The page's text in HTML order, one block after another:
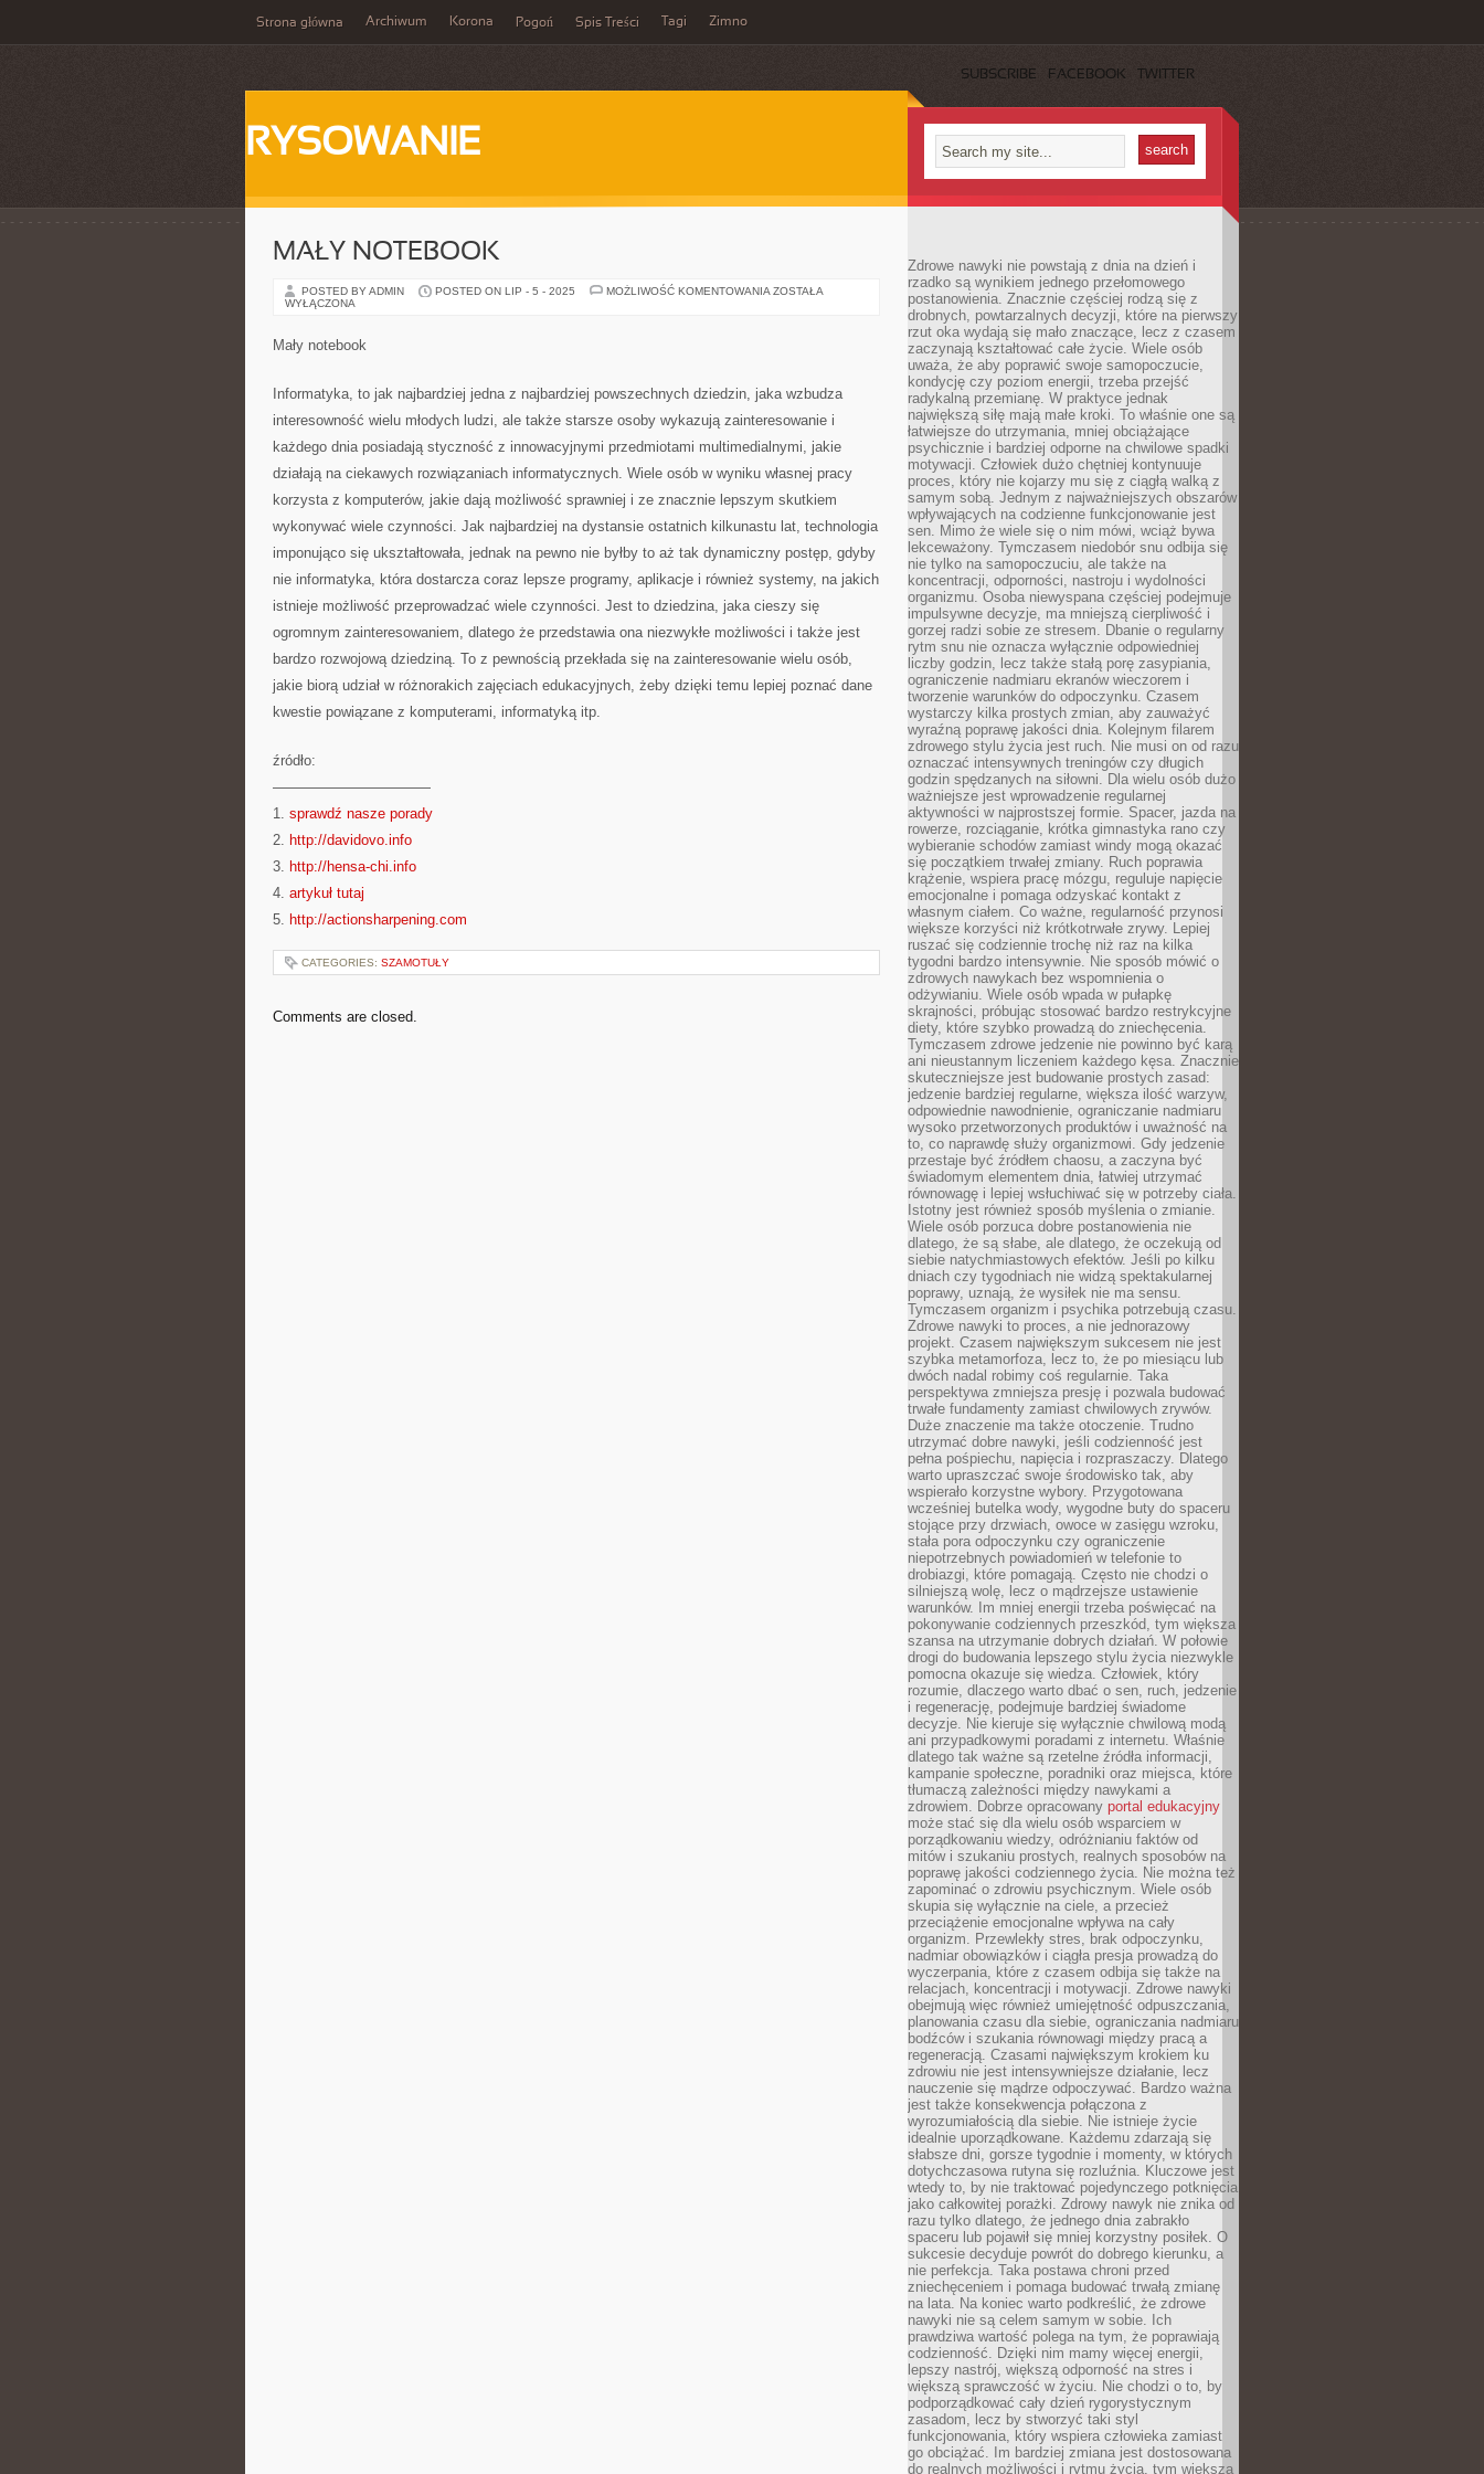
Strona główna Archiwum Korona Pogoń Spis Treści Tagi Zimno
SUBSCRIBE FACEBOOK TWITTER
RYSOWANIE
MAŁY NOTEBOOK
POSTED BY ADMIN POSTED ON LIP - 5 - 2025 MOŻLIWOŚĆ KOMENTOWANIA MAŁY
ZOSTAŁA
WYŁĄCZONA
Mały notebook
Informatyka, to jak najbardziej jedna z najbardziej powszechnych dziedzin, jaka wzbudza
interesowność wielu młodych ludzi, ale także starsze osoby wykazują zainteresowanie i
każdego dnia posiadają styczność z innowacyjnymi przedmiotami multimedialnymi, jakie
działają na ciekawych rozwiązaniach informatycznych. Wiele osób w wyniku własnej pracy
korzysta z komputerów, jakie dają możliwość sprawniej i ze znacznie lepszym skutkiem
wykonywać wiele czynności. Jak najbardziej na dystansie ostatnich kilkunastu lat, technologia
imponująco się ukształtowała, jednak na pewno nie byłby to aż tak dynamiczny postęp, gdyby
nie informatyka, która dostarcza coraz lepsze programy, aplikacje i również systemy, na jakich
istnieje możliwość przeprowadzać wiele czynności. Jest to dziedzina, jaka cieszy się
ogromnym zainteresowaniem, dlatego że przedstawia ona niezwykłe możliwości i także jest
bardzo rozwojową dziedziną. To z pewnością przekłada się na zainteresowanie wielu osób,
jakie biorą udział w różnorakich zajęciach edukacyjnych, żeby dzięki temu lepiej poznać dane
kwestie powiązane z komputerami, informatyką itp.
źródło:
———————————
1. sprawdź nasze porady
2. http://davidovo.info
3. http://hensa-chi.info
4. artykuł tutaj
5. http://actionsharpening.com
CATEGORIES: SZAMOTUŁY
Comments are closed.
Zdrowe nawyki nie powstają z dnia na dzień i
rzadko są wynikiem jednego przełomowego
postanowienia. Znacznie częściej rodzą się z
drobnych, powtarzalnych decyzji, które na pierwszy
rzut oka wydają się mało znaczące, lecz z czasem
zaczynają kształtować całe życie. Wiele osób
uważa, że aby poprawić swoje samopoczucie,
kondycję czy poziom energii, trzeba przejść
radykalną przemianę. W praktyce jednak
największą siłę mają małe kroki. To właśnie one są
łatwiejsze do utrzymania, mniej obciążające
psychicznie i bardziej odporne na chwilowe spadki
motywacji. Człowiek dużo chętniej kontynuuje
proces, który nie kojarzy mu się z ciągłą walką z
samym sobą. Jednym z najważniejszych obszarów
wpływających na codzienne funkcjonowanie jest
sen. Mimo że wiele się o nim mówi, wciąż bywa
lekceważony. Tymczasem niedobór snu odbija się
nie tylko na samopoczuciu, ale także na
koncentracji, odporności, nastroju i wydolności
organizmu. Osoba niewyspana częściej podejmuje
impulsywne decyzje, ma mniejszą cierpliwość i
gorzej radzi sobie ze stresem. Dbanie o regularny
rytm snu nie oznacza wyłącznie odpowiedniej
liczby godzin, lecz także stałą porę zasypiania,
ograniczenie nadmiaru ekranów wieczorem i
tworzenie warunków do odpoczynku. Czasem
wystarczy kilka prostych zmian, aby zauważyć
wyraźną poprawę jakości dnia. Kolejnym filarem
zdrowego stylu życia jest ruch. Nie musi on od razu
oznaczać intensywnych treningów czy długich
godzin spędzanych na siłowni. Dla wielu osób dużo
ważniejsze jest wprowadzenie regularnej
aktywności w najprostszej formie. Spacer, jazda na
rowerze, rozciąganie, krótka gimnastyka rano czy
wybieranie schodów zamiast windy mogą okazać
się początkiem trwałej zmiany. Ruch poprawia
krążenie, wspiera pracę mózgu, reguluje napięcie
emocjonalne i pomaga odzyskać kontakt z
własnym ciałem. Co ważne, regularność przynosi
większe korzyści niż krótkotrwałe zrywy. Lepiej
ruszać się codziennie trochę niż raz na kilka
tygodni bardzo intensywnie. Nie sposób mówić o
zdrowych nawykach bez wspomnienia o
odżywianiu. Wiele osób wpada w pułapkę
skrajności, próbując stosować bardzo restrykcyjne
diety, które szybko prowadzą do zniechęcenia.
Tymczasem zdrowe jedzenie nie powinno być karą
ani nieustannym liczeniem każdego kęsa. Znacznie
skuteczniejsze jest budowanie prostych zasad:
jedzenie bardziej regularne, większa ilość warzyw,
odpowiednie nawodnienie, ograniczanie nadmiaru
wysoko przetworzonych produktów i uważność na
to, co naprawdę służy organizmowi. Gdy jedzenie
przestaje być źródłem chaosu, a zaczyna być
świadomym elementem dnia, łatwiej utrzymać
równowagę i lepiej wsłuchiwać się w potrzeby ciała.
Istotny jest również sposób myślenia o zmianie.
Wiele osób porzuca dobre postanowienia nie
dlatego, że są słabe, ale dlatego, że oczekują od
siebie natychmiastowych efektów. Jeśli po kilku
dniach czy tygodniach nie widzą spektakularnej
poprawy, uznają, że wysiłek nie ma sensu.
Tymczasem organizm i psychika potrzebują czasu.
Zdrowe nawyki to proces, a nie jednorazowy
projekt. Czasem największym sukcesem nie jest
szybka metamorfoza, lecz to, że po miesiącu lub
dwóch nadal robimy coś regularnie. Taka
perspektywa zmniejsza presję i pozwala budować
trwałe fundamenty zamiast chwilowych zrywów.
Duże znaczenie ma także otoczenie. Trudno
utrzymać dobre nawyki, jeśli codzienność jest
pełna pośpiechu, napięcia i rozpraszaczy. Dlatego
warto upraszczać swoje środowisko tak, aby
wspierało korzystne wybory. Przygotowana
wcześniej butelka wody, wygodne buty do spaceru
stojące przy drzwiach, owoce w zasięgu wzroku,
stała pora odpoczynku czy ograniczenie
niepotrzebnych powiadomień w telefonie to
drobiazgi, które pomagają. Często nie chodzi o
silniejszą wolę, lecz o mądrzejsze ustawienie
warunków. Im mniej energii trzeba poświęcać na
pokonywanie codziennych przeszkód, tym większa
szansa na utrzymanie dobrych działań. W połowie
drogi do budowania lepszego stylu życia niezwykle
pomocna okazuje się wiedza. Człowiek, który
rozumie, dlaczego warto dbać o sen, ruch, jedzenie
i regenerację, podejmuje bardziej świadome
decyzje. Nie kieruje się wyłącznie chwilową modą
ani przypadkowymi poradami z internetu. Właśnie
dlatego tak ważne są rzetelne źródła informacji,
kampanie społeczne, poradniki oraz miejsca, które
tłumaczą zależności między nawykami a
zdrowiem. Dobrze opracowany portal edukacyjny
może stać się dla wielu osób wsparciem w
porządkowaniu wiedzy, odróżnianiu faktów od
mitów i szukaniu prostych, realnych sposobów na
poprawę jakości codziennego życia. Nie można też
zapominać o zdrowiu psychicznym. Wiele osób
skupia się wyłącznie na ciele, a przecież
przeciążenie emocjonalne wpływa na cały
organizm. Przewlekły stres, brak odpoczynku,
nadmiar obowiązków i ciągła presja prowadzą do
wyczerpania, które z czasem odbija się także na
relacjach, koncentracji i motywacji. Zdrowe nawyki
obejmują więc również umiejętność odpuszczania,
planowania czasu dla siebie, ograniczania nadmiaru
bodźców i szukania równowagi między pracą a
regeneracją. Czasami największym krokiem ku
zdrowiu nie jest intensywniejsze działanie, lecz
nauczenie się mądrze odpoczywać. Bardzo ważna
jest także konsekwencja połączona z
wyrozumiałością dla siebie. Nie istnieje życie
idealnie uporządkowane. Każdemu zdarzają się
słabsze dni, gorsze tygodnie i momenty, w których
dotychczasowa rutyna się rozluźnia. Kluczowe jest
wtedy to, by nie traktować pojedynczego potknięcia
jako całkowitej porażki. Zdrowy nawyk nie znika od
razu tylko dlatego, że jednego dnia zabrakło
spaceru lub pojawił się mniej korzystny posiłek. O
sukcesie decyduje powrót do dobrego kierunku, a
nie perfekcja. Taka postawa chroni przed
zniechęceniem i pomaga budować trwałą zmianę
na lata. Na koniec warto podkreślić, że zdrowe
nawyki nie są celem samym w sobie. Ich
prawdziwa wartość polega na tym, że poprawiają
codzienność. Dzięki nim mamy więcej energii,
lepszy nastrój, większą odporność na stres i
większą sprawczość w życiu. Nie chodzi o to, by
podporządkować cały dzień rygorystycznym
zasadom, lecz by stworzyć taki styl
funkcjonowania, który wspiera człowieka zamiast
go obciążać. Im bardziej zmiana jest dostosowana
do realnych możliwości i rytmu życia, tym większa